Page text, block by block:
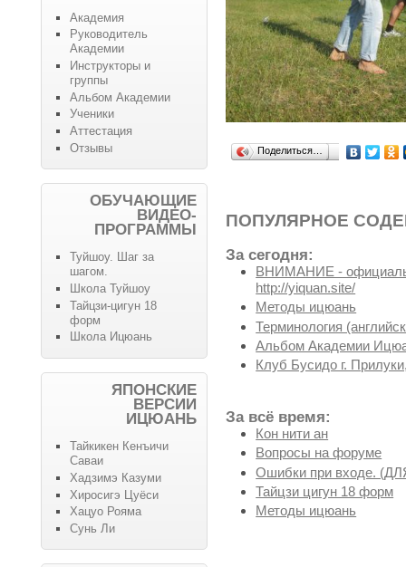
Поделиться…
ПОПУЛЯРНОЕ
За сегодня:
ВНИМАНИЕ -
http://yiquan.site/
Методы ицюань
Терминология
Альбом Академии
Клуб Бусидо г.
За всё время:
Кон нити ан
Вопросы на форуме
Ошибки при входе.
Тайцзи цигун 18 форм
Методы ицюань
Академия
Руководитель
Академии
Инструкторы и
группы
Альбом Академии
Ученики
Аттестация
Отзывы
ОБУЧАЮЩИЕ
ВИДЕО-
ПРОГРАММЫ
Туйшоу. Шаг за
шагом.
Школа Туйшоу
Тайцзи-цигун 18
форм
Школа Ицюань
ЯПОНСКИЕ
ВЕРСИИ
ИЦЮАНЬ
Тайкикен Кенъичи
Саваи
Хадзимэ Казуми
Хиросигэ Цуёси
Хацуо Рояма
Сунь Ли